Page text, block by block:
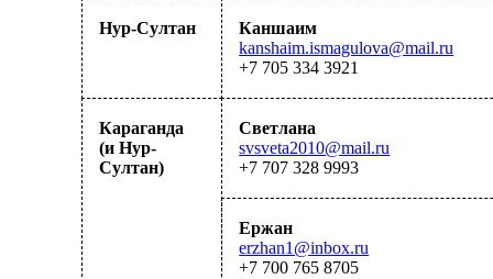
Нур-Султан
Каншаим
kanshaim.ismagulova@mail.ru
+7 705 334 3921
Караганда
(и Нур-
Султан)
Светлана
svsveta2010@mail.ru
+7 707 328 9993
Ержан
erzhan1@inbox.ru
+7 700 765 8705